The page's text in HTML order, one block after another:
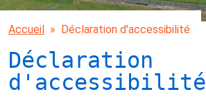
Accueil Déclaration d'accessibilité
Déclaration
d'accessibilité